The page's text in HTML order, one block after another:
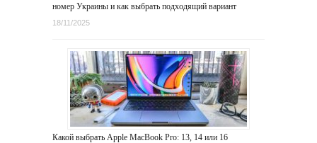
номер Украины и как выбрать подходящий вариант
18/11/2025
Какой выбрать Apple MacBook Pro: 13, 14 или 16